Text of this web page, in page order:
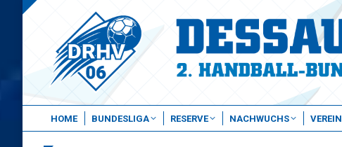
HOME BUNDESLIGA RESERVE NACHWUCHS VEREIN